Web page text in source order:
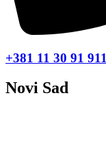
+381 11 30 91 911
Novi Sad